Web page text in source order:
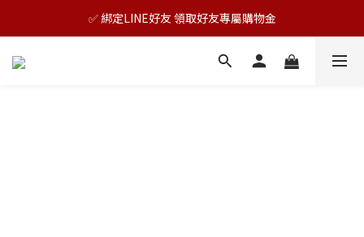
🎊TAIZAKU品牌慶：5倍回饋祭｜全年最優惠！
✅ 綁定LINE好友 領取好友專屬購物金
🎊TAIZAKU品牌慶：5倍回饋祭｜全年最優惠！